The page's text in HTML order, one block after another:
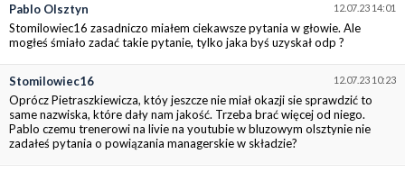
12.07.23 14:01
Pablo Olsztyn
Stomilowiec16 zasadniczo miałem ciekawsze pytania w głowie. Ale
mogłeś śmiało zadać takie pytanie, tylko jaka byś uzyskał odp ?
12.07.23 10:23
Stomilowiec16
Oprócz Pietraszkiewicza, któy jeszcze nie miał okazji sie sprawdzić to
same nazwiska, które dały nam jakość. Trzeba brać więcej od niego.
Pablo czemu trenerowi na livie na youtubie w bluzowym olsztynie nie
zadałeś pytania o powiązania managerskie w składzie?